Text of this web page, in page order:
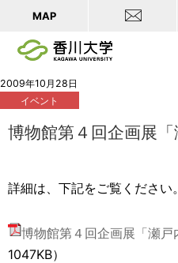
MAP
2009年10月28日
イベント
博物館第４回企画展「
詳細は、下記をご覧ください。
博物館第４回企画展「瀬戸
1047KB）